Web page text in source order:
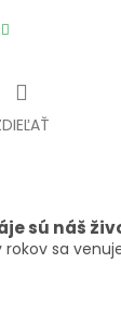
sú náš
rokov sa